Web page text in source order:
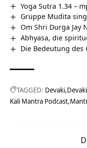
Yoga Sutra 1.34 –
Gruppe Mudita
Om Shri Durga Jay
Abhyasa, die
Die Bedeutung des
TAGGED: Devaki
Kali Mantra Podcast